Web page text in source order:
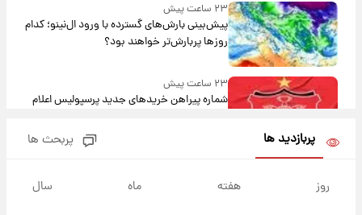
۲۳ ساعت پیش
پیش‌بینی بارش‌های گسترده با ورود ال‌نینو؛ کدام
روزها پربارش‌تر خواهند بود؟
۲۳ ساعت پیش
شماره پیراهن خریدهای جدید پرسپولیس اعلام
شد+فیلم
پربازدید ها پربحث ها
روز هفته ماه سال